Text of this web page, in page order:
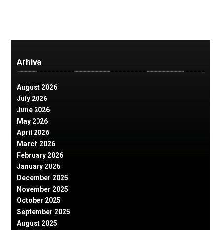
Arhiva
August 2026
July 2026
June 2026
May 2026
April 2026
March 2026
February 2026
January 2026
December 2025
November 2025
October 2025
September 2025
August 2025